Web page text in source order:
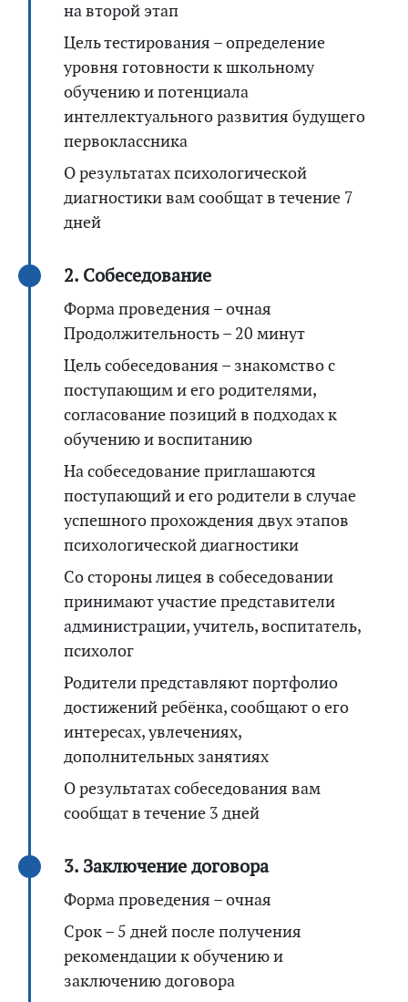
на второй этап
Цель тестирования – определение
уровня готовности к школьному
обучению и потенциала
интеллектуального развития будущего
первоклассника
О результатах психологической
диагностики вам сообщат в течение 7
дней
2. Собеседование
Форма проведения – очная
Продолжительность – 20 минут
Цель собеседования – знакомство с
поступающим и его родителями,
согласование позиций в подходах к
обучению и воспитанию
На собеседование приглашаются
поступающий и его родители в случае
успешного прохождения двух этапов
психологической диагностики
Со стороны лицея в собеседовании
принимают участие представители
администрации, учитель, воспитатель,
психолог
Родители представляют портфолио
достижений ребёнка, сообщают о его
интересах, увлечениях,
дополнительных занятиях
О результатах собеседования вам
сообщат в течение 3 дней
3. Заключение договора
Форма проведения – очная
Срок – 5 дней после получения
рекомендации к обучению и
заключению договора